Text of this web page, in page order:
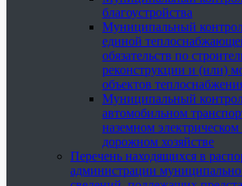
благоустройства
Муниципальный
единой
обязательств по
реконструкции и (или)
объектов
Муниципальный
автомобильном
наземном электрическом
дорожном хозяйстве
Перечень находящихся в
администрации